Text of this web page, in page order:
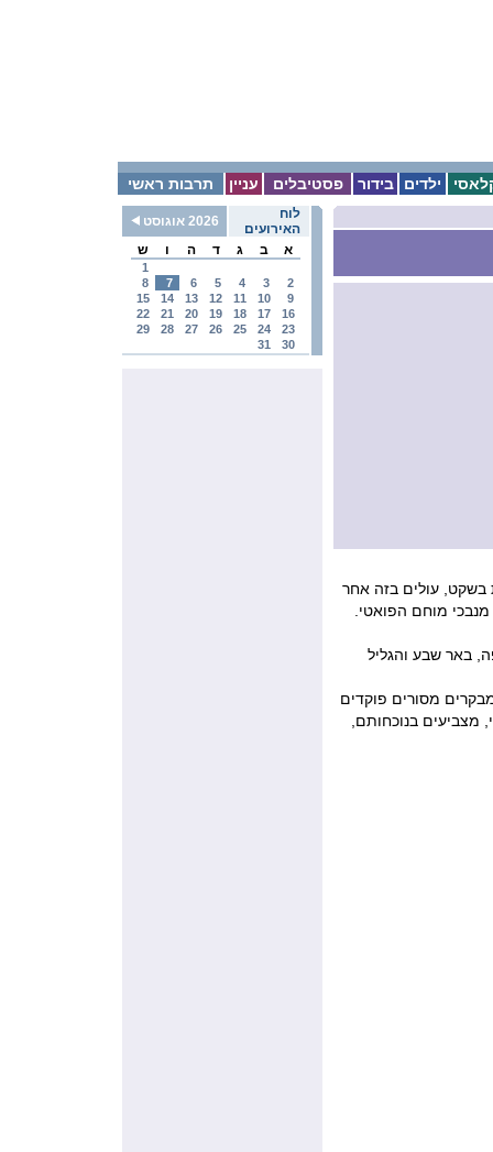
תרבות ראשי עניין פסטיבלים בידור ילדים
לוח
האירועים
2026 אוגוסט
א
ב ג ד ה ו ש
1
2
3
4
5
6
7
8
9
10
11
12
13
14
15
16
17
18
19
20
21
22
23
24
25
26
27
28
29
30
31
בשקט, עולים בזה אחר
מוחם הפואטי.
באר שבע והגליל
מסורים פוקדים
בנוכחותם,